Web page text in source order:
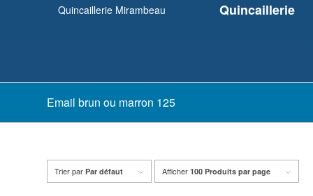
Quincaillerie
Email brun ou marron 125
Trier par Par défaut Afficher 100 Produits par page